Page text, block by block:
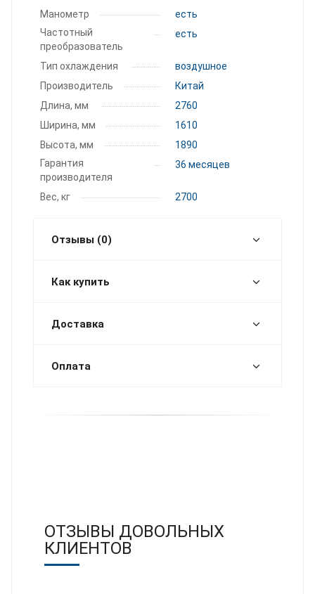
Манометр
есть
Частотный
преобразователь
есть
Тип охлаждения
воздушное
Производитель
Китай
Длина, мм
2760
Ширина, мм
1610
Высота, мм
1890
Гарантия
производителя
36 месяцев
Вес, кг 2700
Отзывы (0)
Как купить
Доставка
Оплата
ОТЗЫВЫ ДОВОЛЬНЫХ
КЛИЕНТОВ